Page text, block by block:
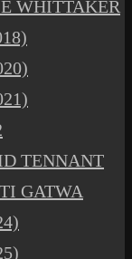
WHITTAKER
TENNANT
GATWA